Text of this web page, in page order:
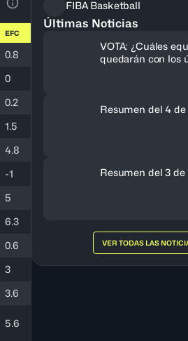
Ver la leyenda
EFC
0.8
0
0.2
1.5
4.8
-1
5
6.3
0.6
3
3.6
5.6
FIBA Basketball
Últimas Noticias
VOTA: ¿Cuáles
quedarán con los
Resumen del 4 de
Resumen del 3 de
VER TODAS LAS